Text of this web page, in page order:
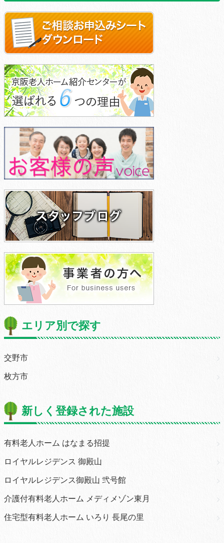
エリア別で探す
交野市
枚方市
新しく登録された施設
有料老人ホーム はなまる招提
ロイヤルレジデンス 御殿山
ロイヤルレジデンス御殿山 弐号館
介護付有料老人ホーム メディメゾン東月
住宅型有料老人ホーム いろり 長尾の里